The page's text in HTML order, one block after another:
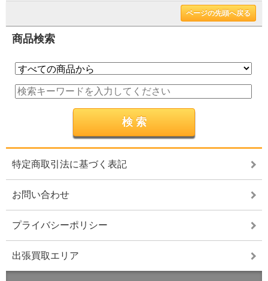
ページの先頭へ戻る
商品検索
特定商取引法に基づく表記
お問い合わせ
プライバシーポリシー
出張買取エリア